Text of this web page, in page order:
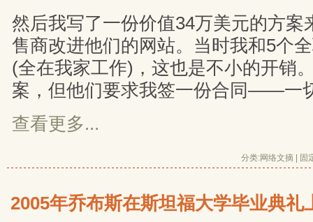
然后我写了一份价值34万美元的方案
售商改进他们的网站。当时我和5个
(全在我家工作)，这也是不小的开销
案，但他们要求我签一份合同——一
查看更多...
分类:网络文摘 固
2005年乔布斯在斯坦福大学毕业典礼